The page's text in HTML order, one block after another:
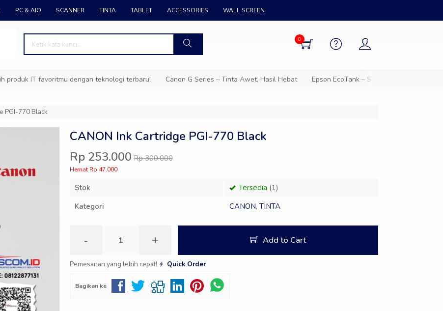
PC & AIO SCANNER TINTA TABLET ACCESSORIES WALL SCREEN
0
IT favoritmu dengan teknologi terbaru! Canon G Series – Tinta Awet, Hasil Hebat Epson EcoTank – Solusi cetak hemat untuk
PGI-770 Black
CANON Ink Cartridge PGI-770 Black
Rp 253.000 Rp 300.000
Hemat Rp 47.000
Stok Tersedia (1)
Kategori
CANON, TINTA
- + Add to Cart
Pemesanan yang lebih cepat! Quick Order
Bagikan ke